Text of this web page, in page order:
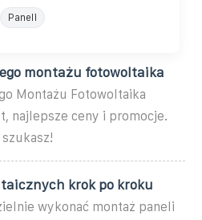
Paneli
montażu fotowoltaika
Montażu Fotowoltaika
najlepsze ceny i promocje.
krok po kroku
wykonać montaż paneli